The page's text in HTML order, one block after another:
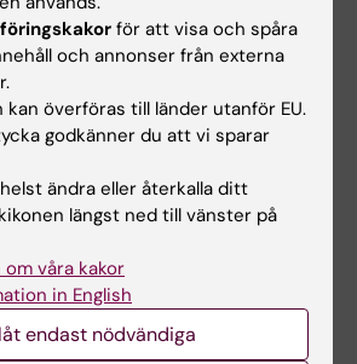
i enlighet med kursens mål.
och i anslutning till
ges möjlighet till diskussion för
och för att ge svar
genom obligatoriskt
efterföljande
skriftlig inlämningsuppgift,
för att visa och spåra
och annonser från externa
överföras till länder utanför EU.
godkänner du att vi sparar
ändra eller återkalla ditt
längst ned till vänster på
våra kakor
in English
endast nödvändiga